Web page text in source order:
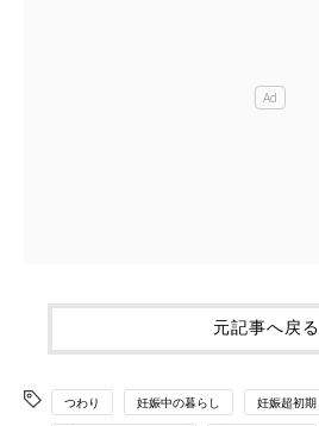
元記事へ戻る
つわり 妊娠中の暮らし 妊娠超初期